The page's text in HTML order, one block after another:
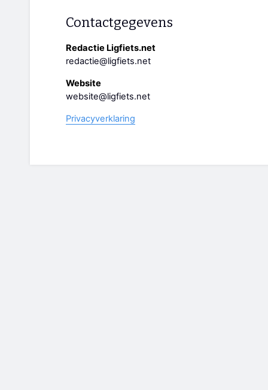
Contactgegevens
Redactie Ligfiets.net
redactie@ligfiets.net
Website
website@ligfiets.net
Privacyverklaring